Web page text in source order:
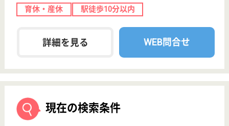
次のステップへ
クリックジョブ介護とは
ご利用の流れ
公式LINE＠